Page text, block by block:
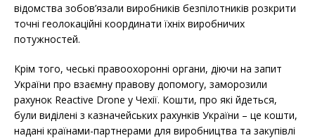
відомства зобов’язали виробників безпілотників розкрити
точні геолокаційні координати їхніх виробничих
потужностей.
Крім того, чеські правоохоронні органи, діючи на запит
України про взаємну правову допомогу, заморозили
рахунок Reactive Drone у Чехії. Кошти, про які йдеться,
були виділені з казначейських рахунків України – це кошти,
надані країнами-партнерами для виробництва та закупівлі